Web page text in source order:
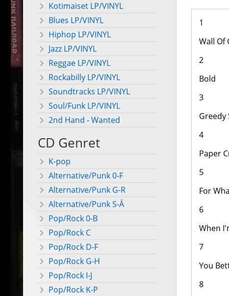
Kotimaiset LP/VINYL
Blues LP/VINYL
Hiphop LP/VINYL
Jazz LP/VINYL
Reggae LP/VINYL
Rockabilly LP/VINYL
Soundtracks LP/VINYL
Soul/Funk LP/VINYL
2nd Hand - Wanted
CD Genret
K-pop
Alternative/Punk 0-F
Alternative/Punk G-R
Alternative/Punk S-Ä
Pop/Rock 0-B
Pop/Rock C
Pop/Rock D-F
Pop/Rock G-H
Pop/Rock I-J
Pop/Rock K-P
1
Wall Of
2
Bold
3
Greedy
4
Paper
5
For
6
When
7
You
8